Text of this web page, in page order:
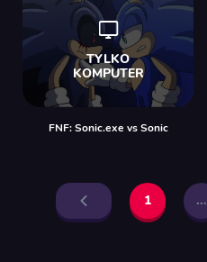
FNF: Sonic.еxe vs Sonic
1 ...